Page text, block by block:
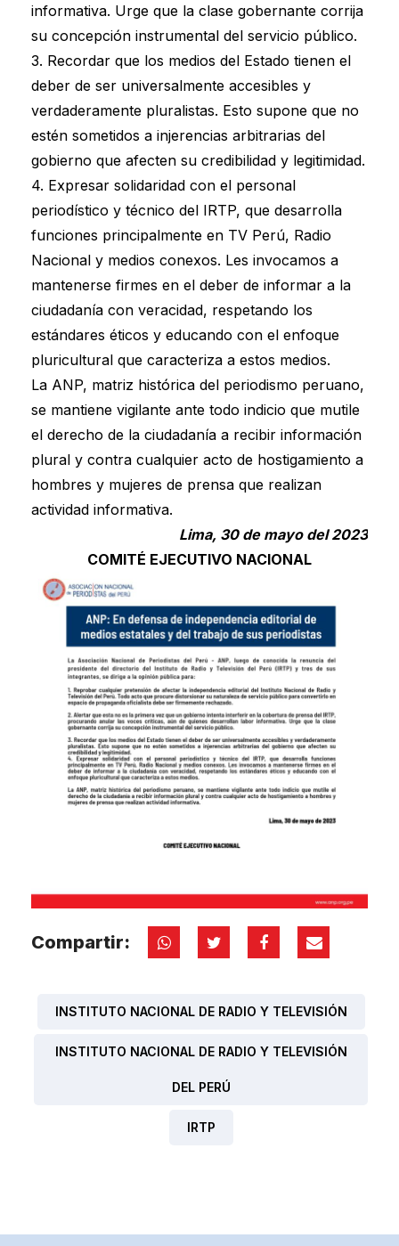
informativa. Urge que la clase gobernante corrija
su concepción instrumental del servicio público.
3. Recordar que los medios del Estado tienen el
deber de ser universalmente accesibles y
verdaderamente pluralistas. Esto supone que no
estén sometidos a injerencias arbitrarias del
gobierno que afecten su credibilidad y legitimidad.
4. Expresar solidaridad con el personal
periodístico y técnico del IRTP, que desarrolla
funciones principalmente en TV Perú, Radio
Nacional y medios conexos. Les invocamos a
mantenerse firmes en el deber de informar a la
ciudadanía con veracidad, respetando los
estándares éticos y educando con el enfoque
pluricultural que caracteriza a estos medios.
La ANP, matriz histórica del periodismo peruano,
se mantiene vigilante ante todo indicio que mutile
el derecho de la ciudadanía a recibir información
plural y contra cualquier acto de hostigamiento a
hombres y mujeres de prensa que realizan
actividad informativa.
Lima, 30 de mayo del 2023
COMITÉ EJECUTIVO NACIONAL
Compartir:
INSTITUTO NACIONAL DE RADIO Y TELEVISIÓN
INSTITUTO NACIONAL DE RADIO Y TELEVISIÓN
DEL PERÚ
IRTP